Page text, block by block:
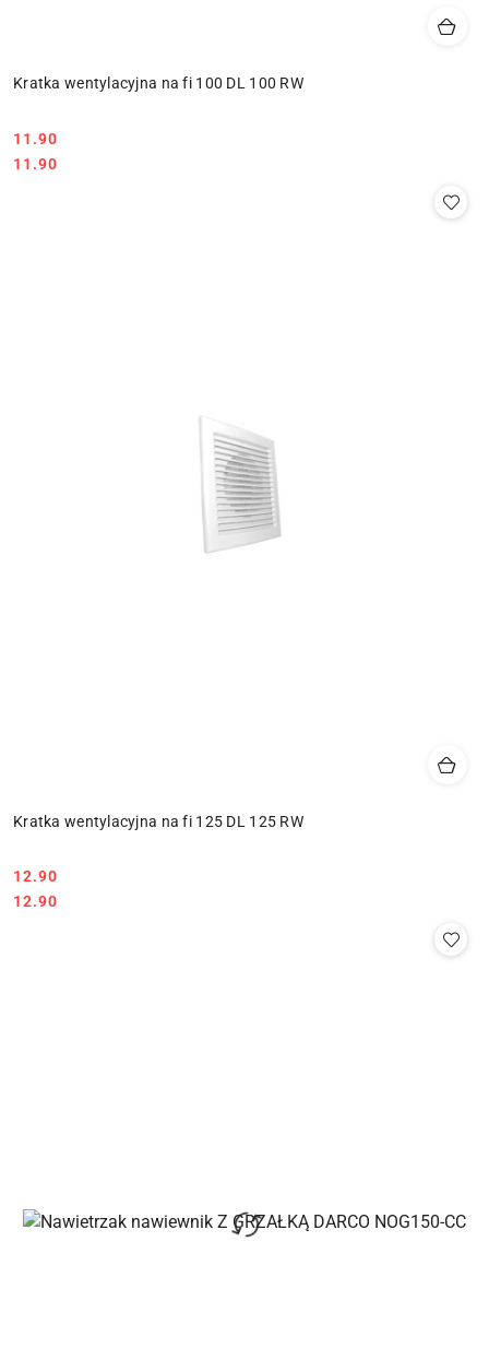
Kratka wentylacyjna na fi 100 DL 100 RW
Cena:
11.90
Cena:
11.90
Kratka wentylacyjna na fi 125 DL 125 RW
Cena:
12.90
Cena:
12.90